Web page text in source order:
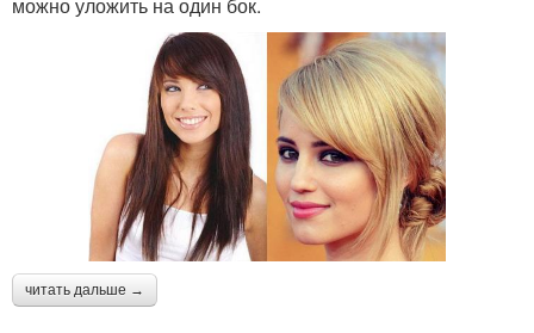
читать дальше →